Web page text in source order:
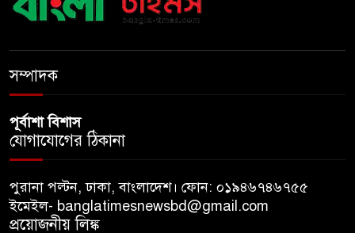
দিচ্ছে রাজনীতি?
সম্পাদক
পূর্বাশা বিশাস
যোগাযোগের ঠিকানা
পুরানা পল্টন, ঢাকা, বাংলাদেশ। ফোন: ০১৯৪৬৭৪৬৭৫৫
ইমেইল- banglatimesnewsbd@gmail.com
প্রয়োজনীয় লিঙ্ক